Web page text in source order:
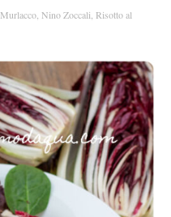
Murlacco Nino Zoccali Risotto al